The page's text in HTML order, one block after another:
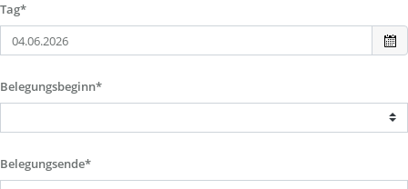
Tag*
Belegungsbeginn*
Belegungsende*